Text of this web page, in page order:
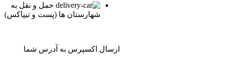
حمل و نقل به
شهارستان ها (پست و تیپاکس)
ارسال اکسپرس به آدرس شما